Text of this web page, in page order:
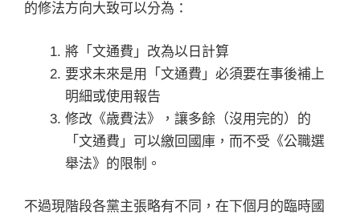
的修法方向大致可以分為：
將「文通費」改為以日計算
要求未來是用「文通費」必須要在事後補上
明細或使用報告
修改《歳費法》，讓多餘（沒用完的）的
「文通費」可以繳回國庫，而不受《公職選
舉法》的限制。
不過現階段各黨主張略有不同，在下個月的臨時國